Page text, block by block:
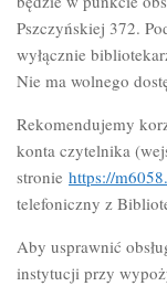
Pszczyńskiej 372.
wyłącznie
Nie ma wolnego
Rekomendujemy
konta czytelnika
stronie https://
telefoniczny z
Aby usprawnić
instytucji przy